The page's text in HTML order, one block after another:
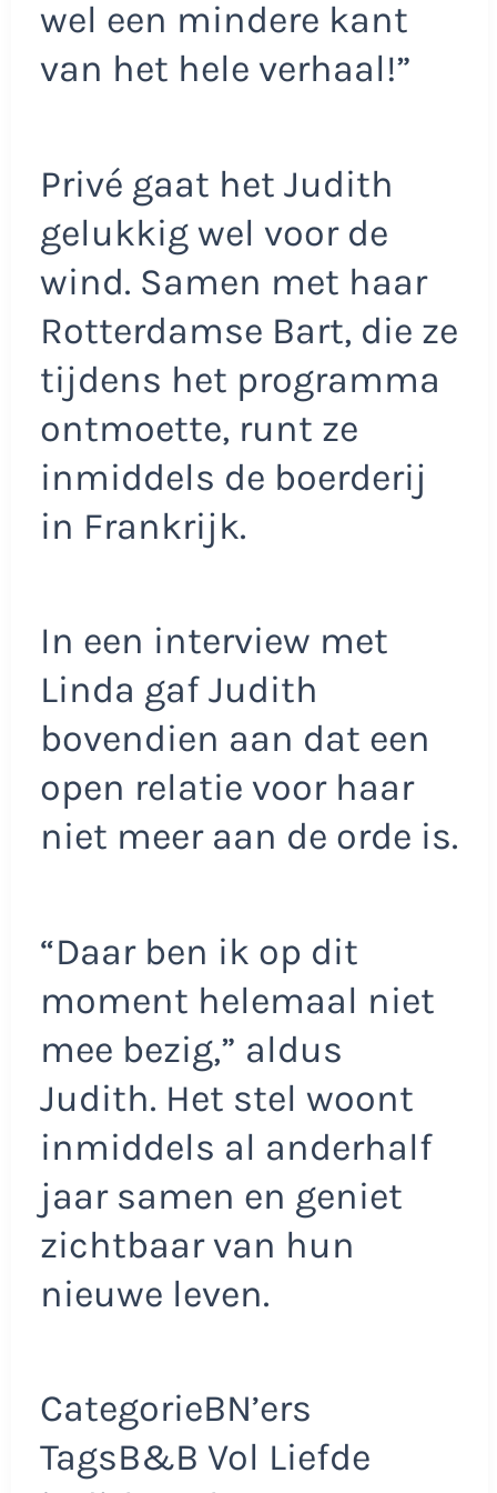
wel een mindere kant
van het hele verhaal!”
Privé gaat het Judith
gelukkig wel voor de
wind. Samen met haar
Rotterdamse Bart, die ze
tijdens het programma
ontmoette, runt ze
inmiddels de boerderij
in Frankrijk.
In een interview met
Linda gaf Judith
bovendien aan dat een
open relatie voor haar
niet meer aan de orde is.
“Daar ben ik op dit
moment helemaal niet
mee bezig,” aldus
Judith. Het stel woont
inmiddels al anderhalf
jaar samen en geniet
zichtbaar van hun
nieuwe leven.
CategorieBN’ers
TagsB&B Vol Liefde